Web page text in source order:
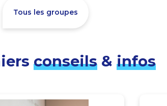
Tous les groupes
conseils & infos